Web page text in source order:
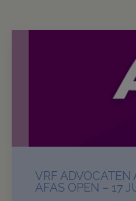
VRF ADVOCATEN
AFAS OPEN – 17